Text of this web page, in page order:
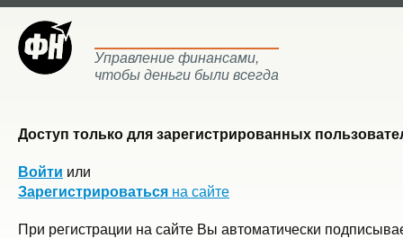
Управление финансами,
чтобы деньги были всегда
Доступ только для зарегистрированных
Войти или
Зарегистрироваться на сайте
При регистрации на сайте Вы автоматически